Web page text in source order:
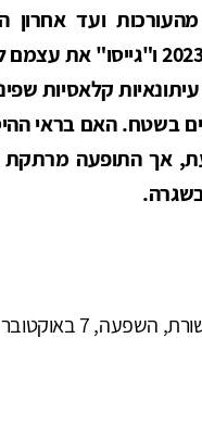
ועד אחרון
בשטח, אימצו את הנרטיב הלאומי כבר ב-7 באוקטובר 2023
קלאסיות
בשטח. האם בראי
אך התופעה
7 באוקטובר